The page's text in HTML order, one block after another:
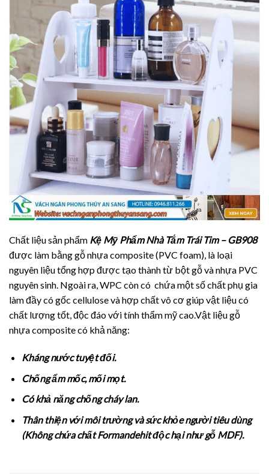
Chất liệu sản phẩm Kệ Mỹ Phẩm Nhà Tắm Trái Tim – GB908
được làm bằng gỗ nhựa composite (PVC foam), là loại
nguyên liệu tổng hợp được tạo thành từ bột gỗ và nhựa PVC
nguyên sinh. Ngoài ra, WPC còn có chứa một số chất phụ gia
làm đầy có gốc cellulose và hợp chất vô cơ giúp vật liệu có
chất lượng tốt, độc đáo với tính thẩm mỹ cao.Vật liệu gỗ
nhựa composite có khả năng:
Kháng nước tuyệt đối.
Chống ẩm mốc, mối mọt.
Có khả năng chống cháy lan.
Thân thiện với môi trường và sức khỏe người tiêu dùng
(Không chứa chất Formandehit độc hại như gỗ MDF).